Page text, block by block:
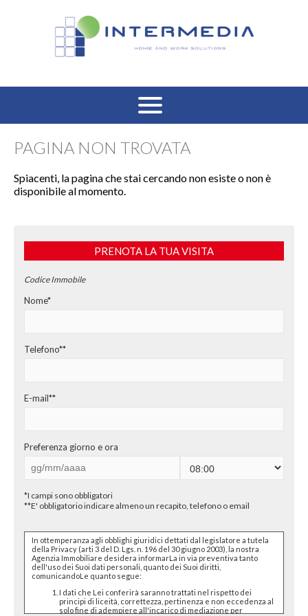
HOME
VENDITA RESIDENZIALE
VENDITA COMMERCIALE
AFFITTO COMMERCIALE
CONTATTI
PAGINA NON TROVATA
Spiacenti, la pagina che stai cercando non esiste o non è
disponibile al momento.
PRENOTA LA TUA VISITA
Codice Immobile
Nome*
Telefono**
E-mail**
Preferenza giorno e ora
*I campi sono obbligatori
**E' obbligatorio indicare almeno un recapito, telefono o email
In ottemperanza agli obblighi giuridici dettati dal legislatore a tutela
della Privacy (arti 3 del D. Lgs. n. 196 del 30 giugno 2003), la nostra
Agenzia Immobiliare desidera informarLa in via preventiva tanto
dell'uso dei Suoi dati personali, quanto dei Suoi diritti,
comunicandoLe quanto segue:
I dati che Lei conferirà saranno trattati nel rispetto dei
principi di liceità, correttezza, pertinenza e non eccedenza al
solo fine di adempiere all'incarico di mediazione per